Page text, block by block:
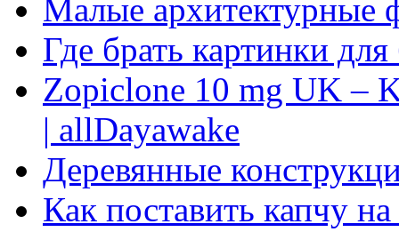
Малые архитектурные
Где брать картинки
Zopiclone 10 mg UK –
| allDayawake
Деревянные
Как поставить капчу